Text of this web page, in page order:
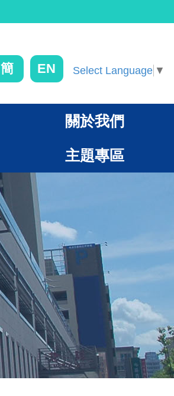
簡 EN Select Language ▼
關於我們
主題專區